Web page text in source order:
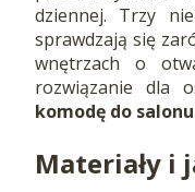
dziennej. Trzy
sprawdzają się
wnętrzach o
rozwiązanie dla
komodę do salonu
Materiały i